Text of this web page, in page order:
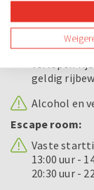
te kunnen
Wellicht ten
geldig
Alcohol en
Escape room:
Vaste
13:00 uur -
20:30 uur -